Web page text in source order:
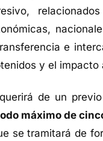
e
y el impacto
de un
máximo de
se tramitará de